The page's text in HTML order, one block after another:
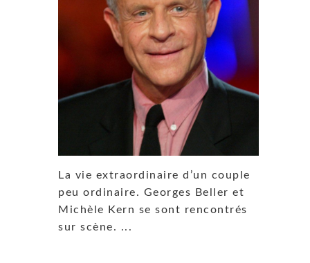
La vie extraordinaire d’un couple
peu ordinaire. Georges Beller et
Michèle Kern se sont rencontrés
sur scène. ...